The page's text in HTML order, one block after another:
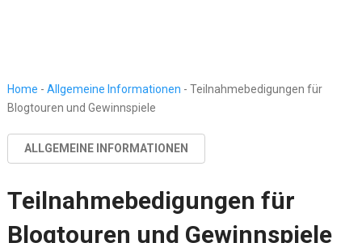
Home - Allgemeine Informationen - Teilnahmebedigungen für
Blogtouren und Gewinnspiele
ALLGEMEINE INFORMATIONEN
Teilnahmebedigungen für
Blogtouren und Gewinnspiele